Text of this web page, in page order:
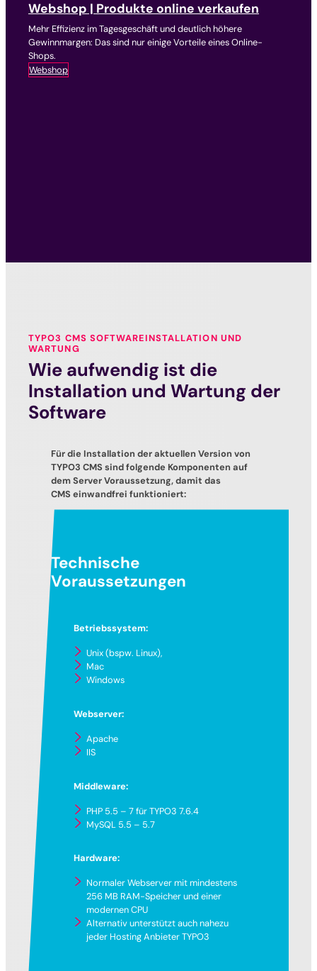
Webshop | Produkte online verkaufen
Mehr Effizienz im Tagesgeschäft und deutlich höhere
Gewinnmargen: Das sind nur einige Vorteile eines Online-
Shops.
Webshop
TYPO3 CMS SOFTWAREINSTALLATION UND
WARTUNG
Wie aufwendig ist die
Installation und Wartung der
Software
Für die Installation der aktuellen Version von
TYPO3 CMS sind folgende Komponenten auf
dem Server Voraussetzung, damit das
CMS einwandfrei funktioniert:
Technische
Voraussetzungen
Betriebssystem:
Unix (bspw. Linux),
Mac
Windows
Webserver:
Apache
IIS
Middleware:
PHP 5.5 – 7 für TYPO3 7.6.4
MySQL 5.5 – 5.7
Hardware:
Normaler Webserver mit mindestens
256 MB RAM-Speicher und einer
modernen CPU
Alternativ unterstützt auch nahezu
jeder Hosting Anbieter TYPO3